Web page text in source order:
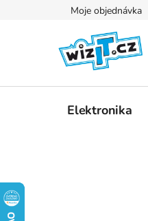
Moje objednávka
Elektronika